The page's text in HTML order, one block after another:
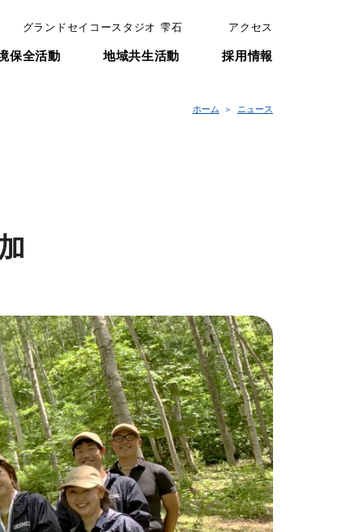
グランドセイコースタジオ 雫石 アクセス
保全活動 地域共生活動 採用情報
ホーム ニュース